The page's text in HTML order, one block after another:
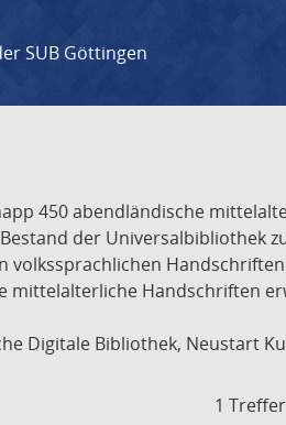
SUB Göttingen
450 abendländische
der Universalbibliothek
mittelalterliche Handschriften
Digitale Bibliothek, Neustart
1 Treffer